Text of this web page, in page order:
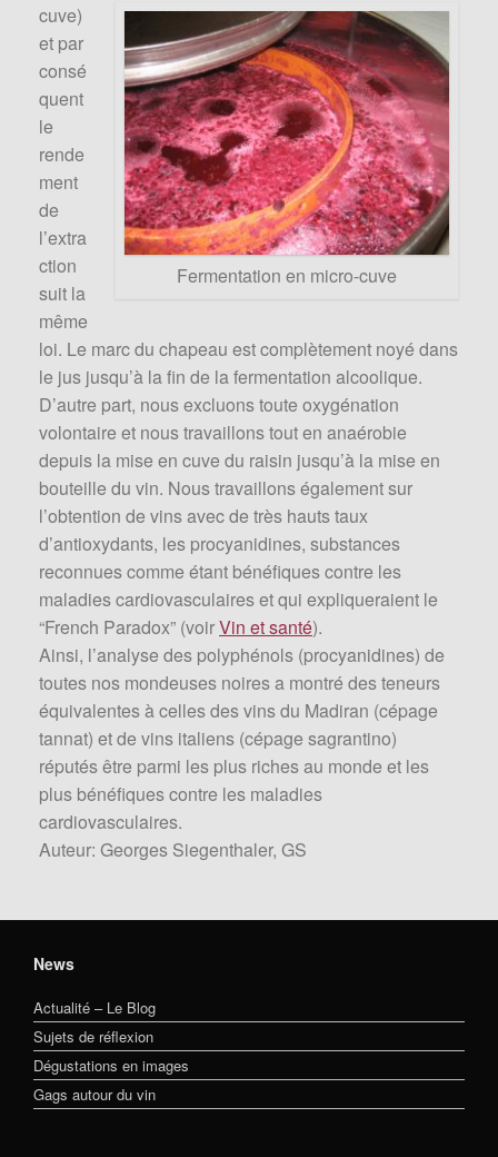
Fermentation en micro-cuve
cuve)
et par
consé
quent
le
rende
ment
de
l’extra
ction
suit la
même
loi. Le marc du chapeau est complètement noyé dans
le jus jusqu’à la fin de la fermentation alcoolique.
D’autre part, nous excluons toute oxygénation
volontaire et nous travaillons tout en anaérobie
depuis la mise en cuve du raisin jusqu’à la mise en
bouteille du vin. Nous travaillons également sur
l’obtention de vins avec de très hauts taux
d’antioxydants, les procyanidines, substances
reconnues comme étant bénéfiques contre les
maladies cardiovasculaires et qui expliqueraient le
“French Paradox” (voirVin et santé).
Ainsi, l’analyse des polyphénols (procyanidines) de
toutes nos mondeuses noires a montré des teneurs
équivalentes à celles des vins du Madiran (cépage
tannat) et de vins italiens (cépage sagrantino)
réputés être parmi les plus riches au monde et les
plus bénéfiques contre les maladies
cardiovasculaires.
Auteur: Georges Siegenthaler, GS
News
Actualité – Le Blog
Sujets de réflexion
Dégustations en images
Gags autour du vin